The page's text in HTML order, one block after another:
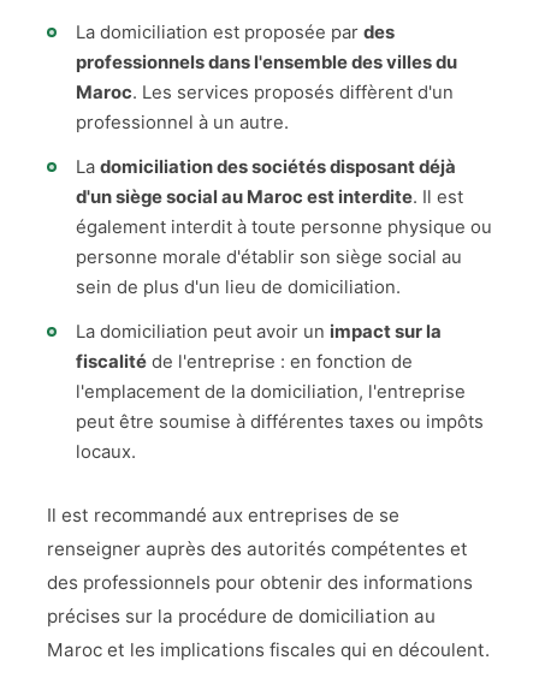
La domiciliation est proposée par des
professionnels dans l'ensemble des villes du
Maroc. Les services proposés diffèrent d'un
professionnel à un autre.
La domiciliation des sociétés disposant déjà
d'un siège social au Maroc est interdite. Il est
également interdit à toute personne physique ou
personne morale d'établir son siège social au
sein de plus d'un lieu de domiciliation.
La domiciliation peut avoir un impact sur la
fiscalité de l'entreprise : en fonction de
l'emplacement de la domiciliation, l'entreprise
peut être soumise à différentes taxes ou impôts
locaux.
Il est recommandé aux entreprises de se
renseigner auprès des autorités compétentes et
des professionnels pour obtenir des informations
précises sur la procédure de domiciliation au
Maroc et les implications fiscales qui en découlent.